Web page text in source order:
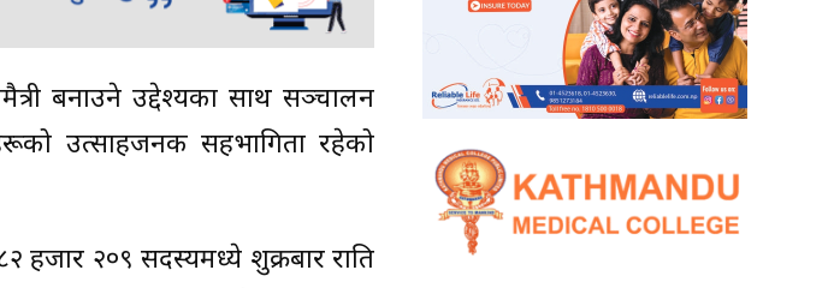
बनाउने उद्देश्यका साथ सञ्चालन
उत्साहजनक सहभागिता रहेको
हजार २०९ सदस्यमध्ये शुक्रबार राति